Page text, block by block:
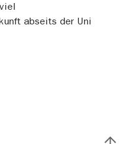
abseits der Uni